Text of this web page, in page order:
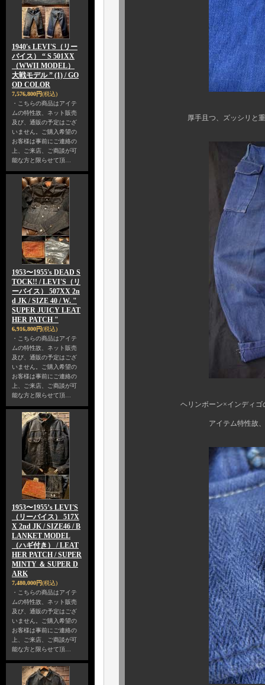
1940's LEVI'S（リー
バイス） “ S 501XX
（WWII MODEL）
大戦モデル ” (1) / GO
OD COLOR
7,576,800円(税込)
・こちらの商品はアイテ
ムの特性故、ネット販売
及び、通販の予定はござ
いません。ご購入希望の
お客様は事前にご連絡の
上、ご来店、ご商談が可
能な方と限らせて頂…
1953〜1955's DEAD S
TOCK!! / LEVI'S（リ
ーバイス） 507XX 2n
d JK / SIZE 40 / W. "
SUPER JUICY LEAT
HER PATCH "
6,916,800円(税込)
・こちらの商品はアイテ
ムの特性故、ネット販売
及び、通販の予定はござ
いません。ご購入希望の
お客様は事前にご連絡の
上、ご来店、ご商談が可
能な方と限らせて頂…
1953〜1955’s LEVI'S
（リーバイス） 517X
X 2nd JK / SIZE46 / B
LANKET MODEL
（ハギ付き） / LEAT
HER PATCH / SUPER
MINTY ＆ SUPER D
ARK
7,480,000円(税込)
・こちらの商品はアイテ
ムの特性故、ネット販売
及び、通販の予定はござ
いません。ご購入希望の
お客様は事前にご連絡の
上、ご来店、ご商談が可
能な方と限らせて頂…
厚手且つ、ズッシリと重い、重
ヘリンボーン×インディゴの何と
アイテム特性故、まず早々